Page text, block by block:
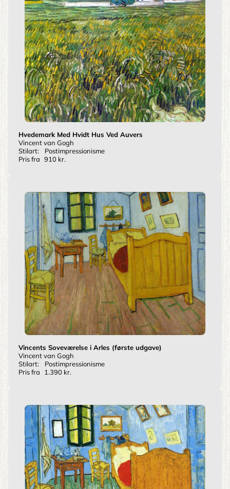
Hvedemark Med Hvidt Hus Ved Auvers
Vincent van Gogh
Stilart:
Postimpressionisme
Pris fra 910 kr.
Vincents Soveværelse i Arles (første udgave)
Vincent van Gogh
Stilart:
Postimpressionisme
Pris fra
1.390 kr.